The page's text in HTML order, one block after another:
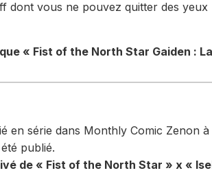
dont vous ne pouvez quitter des yeux
« Fist of the North Star Gaiden :
en série dans Monthly Comic Zenon
publié.
de « Fist of the North Star » x «